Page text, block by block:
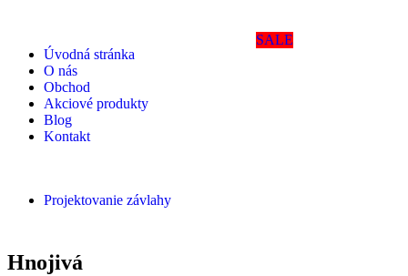
Úvodná stránka
O nás
Obchod
Akciové produkty
SALE
Blog
Kontakt
Projektovanie závlahy
Hnojivá